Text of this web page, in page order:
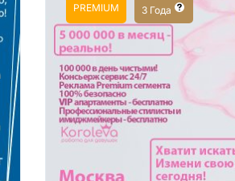
PREMIUM 3 Года